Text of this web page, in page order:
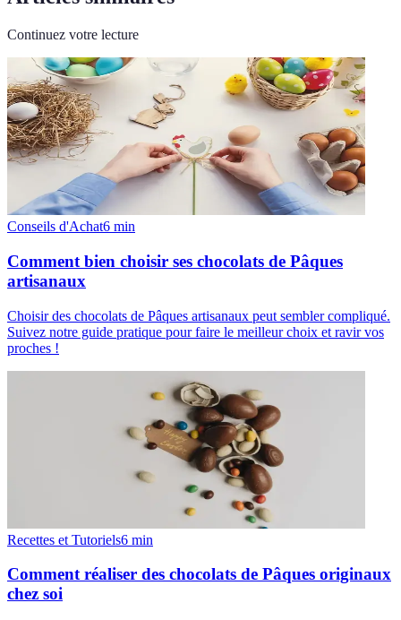
Continuez votre lecture
Conseils d'Achat6 min
Comment bien choisir ses chocolats de Pâques
artisanaux
Choisir des chocolats de Pâques artisanaux peut sembler compliqué.
Suivez notre guide pratique pour faire le meilleur choix et ravir vos
proches !
Recettes et Tutoriels6 min
Comment réaliser des chocolats de Pâques originaux
chez soi